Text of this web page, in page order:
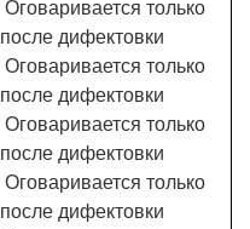
Оговаривается только
после дифектовки
Оговаривается только
после дифектовки
Оговаривается только
после дифектовки
Оговаривается только
после дифектовки